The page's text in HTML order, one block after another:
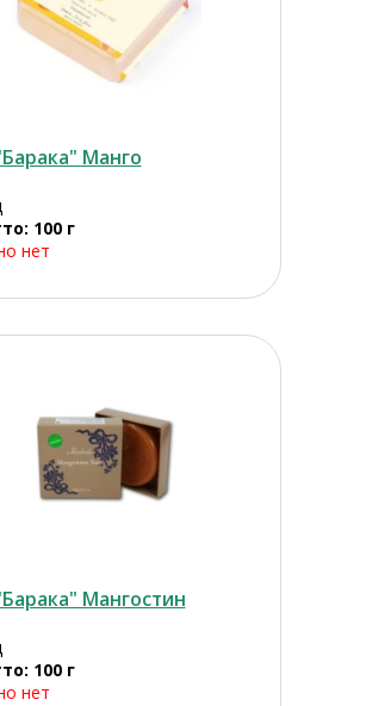
Манго
100 г
нет
Мангостин
100 г
нет